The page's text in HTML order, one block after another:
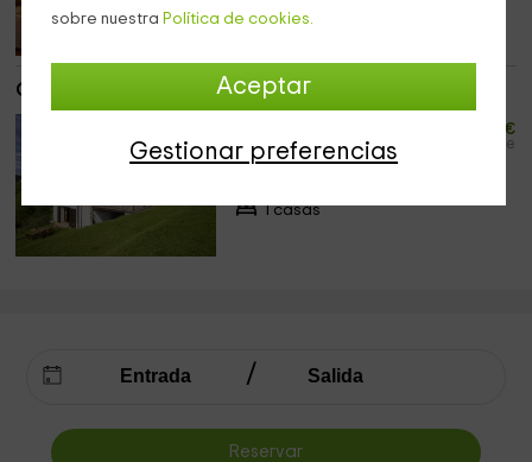
sobre nuestra Política de cookies.
Aceptar
Gestionar preferencias
8 casas
Casa Completa
€
persona y noche
1 casas
Reservar